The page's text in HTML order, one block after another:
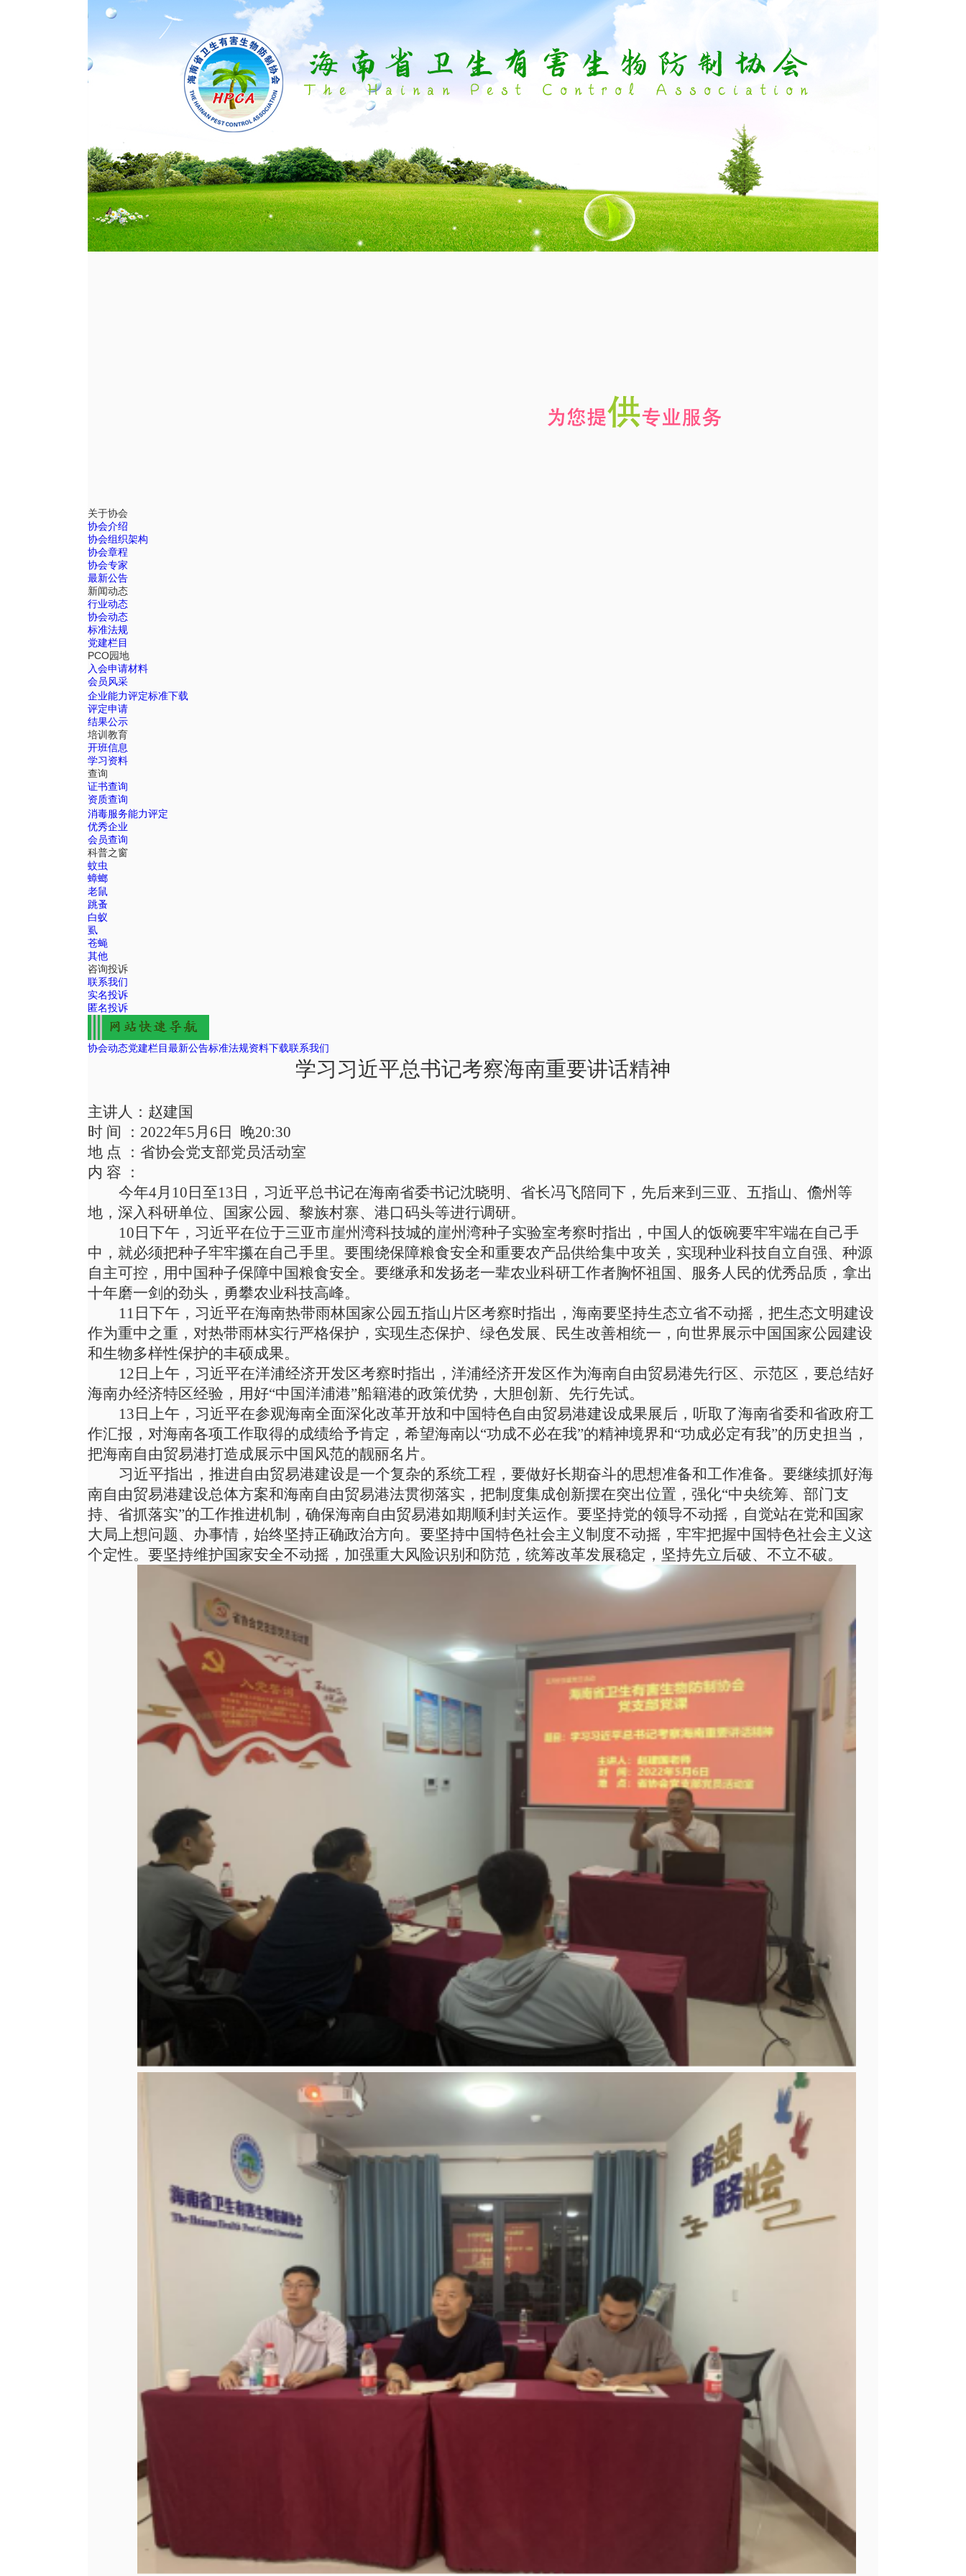
关于协会
协会介绍
协会组织架构
协会章程
协会专家
最新公告
新闻动态
行业动态
协会动态
标准法规
党建栏目
PCO园地
入会申请材料
会员风采
企业能力评定标准下载
评定申请
结果公示
培训教育
开班信息
学习资料
查询
证书查询
资质查询
消毒服务能力评定
优秀企业
会员查询
科普之窗
蚊虫
蟑螂
老鼠
跳蚤
白蚁
虱
苍蝇
其他
咨询投诉
联系我们
实名投诉
匿名投诉
协会动态党建栏目最新公告标准法规资料下载联系我们
学习习近平总书记考察海南重要讲话精神
主讲人： 赵建国
时间
： 2022年5月6日 晚20:30
地点
： 省协会党支部党员活动室
内容
：
今年4月10日至13日，习近平总书记在海南省委书记沈晓明、省长冯飞陪同下，先后来到三亚、五指山、儋州等
地，深入科研单位、国家公园、黎族村寨、港口码头等进行调研。
10日下午，习近平在位于三亚市崖州湾科技城的崖州湾种子实验室考察时指出，中国人的饭碗要牢牢端在自己手
中，就必须把种子牢牢攥在自己手里。要围绕保障粮食安全和重要农产品供给集中攻关，实现种业科技自立自强、种源
自主可控，用中国种子保障中国粮食安全。要继承和发扬老一辈农业科研工作者胸怀祖国、服务人民的优秀品质，拿出
十年磨一剑的劲头，勇攀农业科技高峰。
11日下午，习近平在海南热带雨林国家公园五指山片区考察时指出，海南要坚持生态立省不动摇，把生态文明建设
作为重中之重，对热带雨林实行严格保护，实现生态保护、绿色发展、民生改善相统一，向世界展示中国国家公园建设
和生物多样性保护的丰硕成果。
12日上午，习近平在洋浦经济开发区考察时指出，洋浦经济开发区作为海南自由贸易港先行区、示范区，要总结好
海南办经济特区经验，用好“中国洋浦港”船籍港的政策优势，大胆创新、先行先试。
13日上午，习近平在参观海南全面深化改革开放和中国特色自由贸易港建设成果展后，听取了海南省委和省政府工
作汇报，对海南各项工作取得的成绩给予肯定，希望海南以“功成不必在我”的精神境界和“功成必定有我”的历史担当，
把海南自由贸易港打造成展示中国风范的靓丽名片。
习近平指出，推进自由贸易港建设是一个复杂的系统工程，要做好长期奋斗的思想准备和工作准备。要继续抓好海
南自由贸易港建设总体方案和海南自由贸易港法贯彻落实，把制度集成创新摆在突出位置，强化“中央统筹、部门支
持、省抓落实”的工作推进机制，确保海南自由贸易港如期顺利封关运作。要坚持党的领导不动摇，自觉站在党和国家
大局上想问题、办事情，始终坚持正确政治方向。要坚持中国特色社会主义制度不动摇，牢牢把握中国特色社会主义这
个定性。要坚持维护国家安全不动摇，加强重大风险识别和防范，统筹改革发展稳定，坚持先立后破、不立不破。